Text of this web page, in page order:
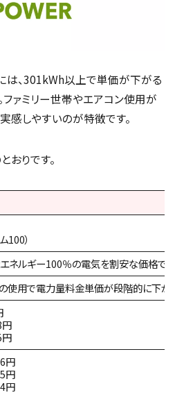
、301kWh以上で単価が下がる
ァミリー世帯やエアコン使用が
感しやすいのが特徴です。
おりです。
100）
ネルギー100％の電気を割安な価格で
使用で電力量料金単価が段階的に下が
円
円
円
円
円